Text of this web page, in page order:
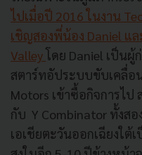
ไปเมื่อปี 2016 ในงาน
เชิญสองพี่น้อง Daniel แล
Valley โดย Daniel เป็นผู้
สตาร์ทอัประบบขับเคลื่อ
Motors เข้าซื้อกิจการไ
กับ Y Combinator ทั้งส
เอเชียตะวันออกเฉียงใ